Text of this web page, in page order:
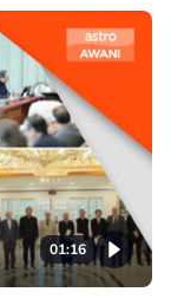
01:16